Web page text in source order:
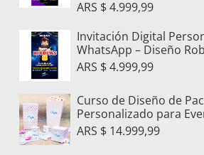
ARS $4.999,99
Invitación Digital
WhatsApp – Diseño
ARS $4.999,99
Curso de Diseño de
Personalizado para
ARS $ 14.999,99